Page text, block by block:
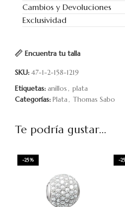
Encuentra tu talla
Cambios y Devoluciones
Exclusividad
SKU: 47-1-2-158-1219
Categorías: Plata, Thomas Sabo
Etiquetas: anillos, plata
Te podría gustar...
-25% -